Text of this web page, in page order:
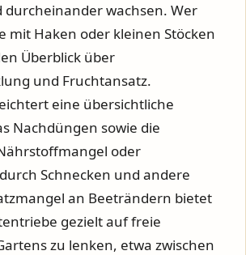
durcheinander wachsen. Wer
mit Haken oder kleinen Stöcken
Überblick über
und Fruchtansatz.
eine übersichtliche
Nachdüngen sowie die
oder
Schnecken und andere
an Beeträndern bietet
gezielt auf freie
zu lenken, etwa zwischen